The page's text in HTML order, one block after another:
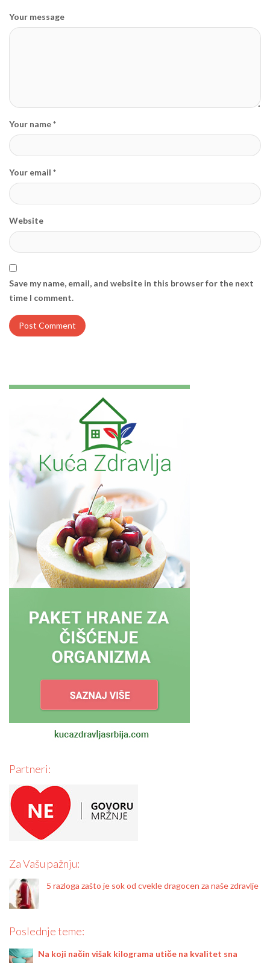
Your message
Your name *
Your email *
Website
Save my name, email, and website in this browser for the next
time I comment.
Partneri:
Za Vašu pažnju:
5 razloga zašto je sok od cvekle dragocen za naše zdravlje
Poslednje teme:
Na koji način višak kilograma utiče na kvalitet sna